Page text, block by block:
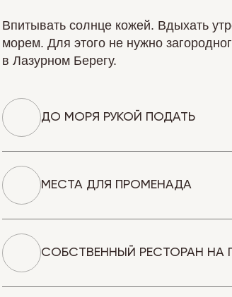
Впитывать солнце кожей. Вдыхать
морем. Для этого не нужно
в Лазурном Берегу.
ДО МОРЯ РУКОЙ ПОДАТЬ
МЕСТА ДЛЯ ПРОМЕНАДА
СОБСТВЕННЫЙ РЕСТОРАН НА